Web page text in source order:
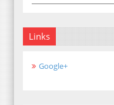
Links
Google+